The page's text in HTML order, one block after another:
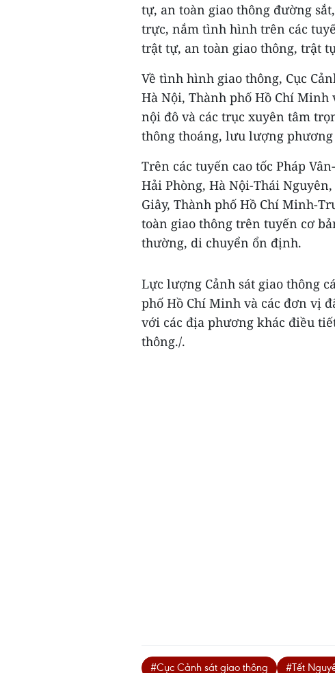
tự, an toàn giao thông đường
trực, nắm tình hình trên các
trật tự, an toàn giao thông, trật
Về tình hình giao thông, Cục
Hà Nội, Thành phố Hồ Chí Minh
nội đô và các trục xuyên tâm
thông thoáng, lưu lượng
Trên các tuyến cao tốc Pháp
Hải Phòng, Hà Nội-Thái
Giây, Thành phố Hồ Chí Minh-
toàn giao thông trên tuyến cơ
thường, di chuyển ổn định.
Lực lượng Cảnh sát giao thông
phố Hồ Chí Minh và các đơn vị
với các địa phương khác điều
thông./.
#Cục Cảnh sát giao thông #Tết